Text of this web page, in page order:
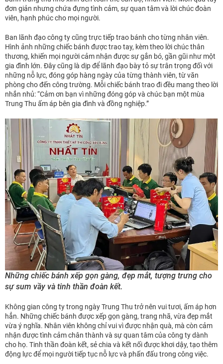
đơn giản nhưng chứa đựng tình cảm, sự quan tâm và lời chúc đoàn
viên, hạnh phúc cho mọi người.
Ban lãnh đạo công ty cũng trực tiếp trao bánh cho từng nhân viên.
Hình ảnh những chiếc bánh được trao tay, kèm theo lời chúc thân
thương, khiến mọi người cảm nhận được sự gắn bó, gần gũi như một
gia đình lớn. Đây cũng là dịp để lãnh đạo bày tỏ sự trân trọng đối với
những nỗ lực, đóng góp hàng ngày của từng thành viên, từ văn
phòng cho đến công trường. Mỗi chiếc bánh trao đi đều mang theo lời
nhắn nhủ: “Cảm ơn bạn vì những đóng góp và chúc bạn một mùa
Trung Thu ấm áp bên gia đình và đồng nghiệp.”
Những chiếc bánh xếp gọn gàng, đẹp mắt, tượng trưng cho
sự sum vầy và tinh thần đoàn kết.
Không gian công ty trong ngày Trung Thu trở nên vui tươi, ấm áp hơn
hẳn. Những chiếc bánh được xếp gọn gàng, trang nhã, vừa đẹp mắt
vừa ý nghĩa. Nhân viên không chỉ vui vì được nhận quà, mà còn cảm
nhận được tình cảm chân thành và sự quan tâm của công ty dành
cho họ. Tinh thần đoàn kết, sẻ chia và kết nối được khơi dậy, tạo thêm
động lực để mọi người tiếp tục nỗ lực và phấn đấu trong công việc.